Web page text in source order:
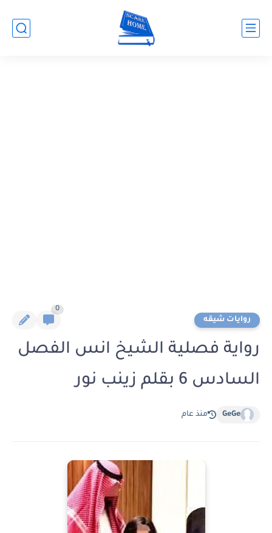
روايات شيقه
0
رواية فصلية الشيخ انس الفصل
السادس 6 بقلم زينب نور
GeGe منذ عام